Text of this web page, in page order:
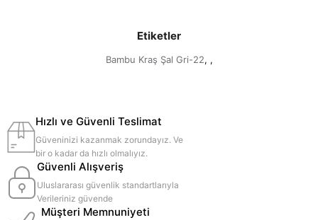
Etiketler
Bambu Kraş Şal Gri-22, ,
Hızlı ve Güvenli Teslimat
Güveninizi kazanmak zorundayız. Ve
bir o kadar da hızlı olmalıyız.
Güvenli Alışveriş
Uluslararası güvenlik standartlarıyla
Verileriniz güvende
Müşteri Memnuniyeti